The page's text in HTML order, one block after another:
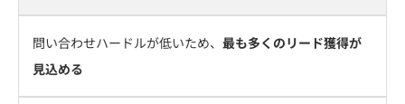
問い合わせハードルが低いため、 最も多くのリード獲得が
見込める